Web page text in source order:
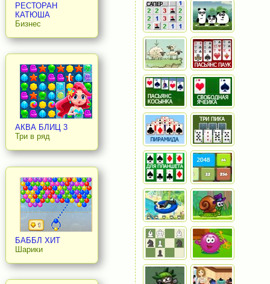
РЕСТОРАН
КАТЮША
Бизнес
АКВА БЛИЦ 3
Три в ряд
БАББЛ ХИТ
Шарики